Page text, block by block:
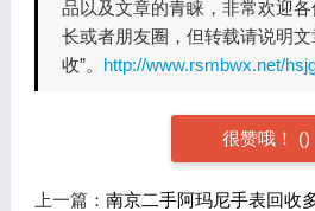
品以及文章的青睐，非常欢迎
长或者朋友圈，但转载请说明文
收”。 http://www.rsmbwx.net/
很赞哦！ ()
上一篇： 南京二手阿玛尼手表回收